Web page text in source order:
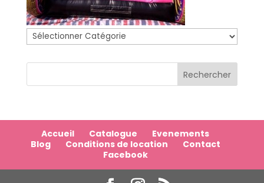
Catégories
Accueil Catalogue
Evenements
Blog
Conditions de location
Contact
Facebook